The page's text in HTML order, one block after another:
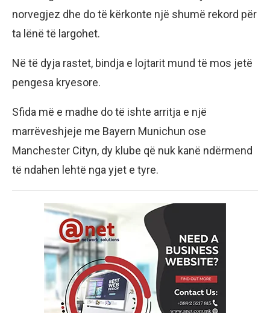
norvegjez dhe do të kërkonte një shumë rekord për
ta lënë të largohet.
Në të dyja rastet, bindja e lojtarit mund të mos jetë
pengesa kryesore.
Sfida më e madhe do të ishte arritja e një
marrëveshjeje me Bayern Munichun ose
Manchester Cityn, dy klube që nuk kanë ndërmend
të ndahen lehtë nga yjet e tyre.